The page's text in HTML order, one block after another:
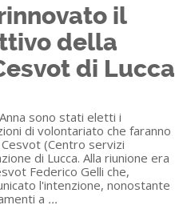
il
della
di Lucca
sono stati eletti i
di volontariato che faranno
(Centro servizi
di Lucca. Alla riunione era
Federico Gelli che,
l'intenzione, nonostante
a ...